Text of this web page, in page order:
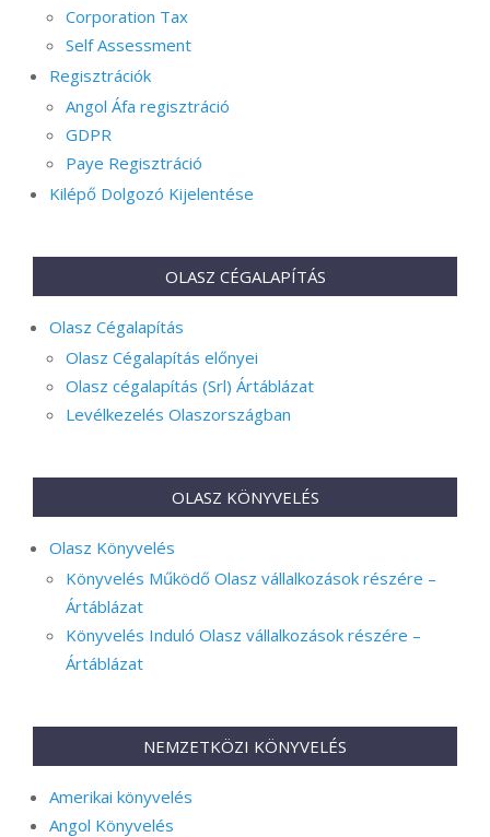
Corporation Tax
Self Assessment
Regisztrációk
Angol Áfa regisztráció
GDPR
Paye Regisztráció
Kilépő Dolgozó Kijelentése
OLASZ CÉGALAPÍTÁS
Olasz Cégalapítás
Olasz Cégalapítás előnyei
Olasz cégalapítás (Srl) Ártáblázat
Levélkezelés Olaszországban
OLASZ KÖNYVELÉS
Olasz Könyvelés
Könyvelés Működő Olasz vállalkozások részére –
Ártáblázat
Könyvelés Induló Olasz vállalkozások részére –
Ártáblázat
NEMZETKÖZI KÖNYVELÉS
Amerikai könyvelés
Angol Könyvelés